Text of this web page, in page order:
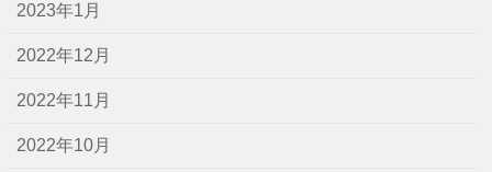
2023年1月
2022年12月
2022年11月
2022年10月